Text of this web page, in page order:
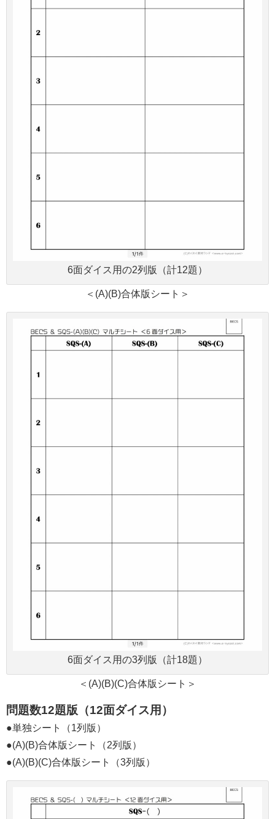
6面ダイス用の2列版（計12題）
＜(A)(B)合体版シート＞
6面ダイス用の3列版（計18題）
＜(A)(B)(C)合体版シート＞
問題数12題版（12面ダイス用）
●単独シート（1列版）
●(A)(B)合体版シート（2列版）
●(A)(B)(C)合体版シート（3列版）